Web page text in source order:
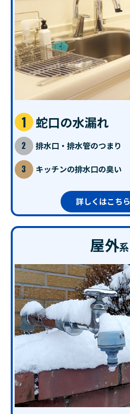
蛇口の水漏れ
排水口・排水管のつまり
キッチンの排水口の臭い
詳しくはこちら
屋外系